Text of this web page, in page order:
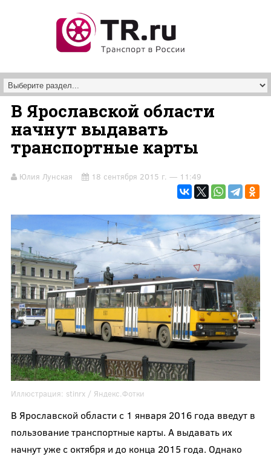
В Ярославской области
начнут выдавать
транспортные карты
Юлия Лунская 18 сентября 2015 г. — 11:49
Иллюстрация: stinrx/ Яндекс.Фотки
В Ярославской области с 1 января 2016 года введут в
пользование транспортные карты. А выдавать их
начнут уже с октября и до конца 2015 года. Однако